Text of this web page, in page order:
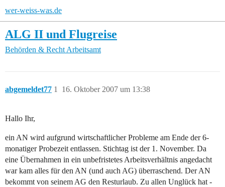
wer-weiss-was.de
ALG II und Flugreise
Behörden & Recht Arbeitsamt
abgemeldet77 16. Oktober 2007 um 13:38
1
Hallo Ihr,
ein AN wird aufgrund wirtschaftlicher Probleme am Ende der 6-
monatiger Probezeit entlassen. Stichtag ist der 1. November. Da
eine Übernahmen in ein unbefristetes Arbeitsverhältnis angedacht
war kam alles für den AN (und auch AG) überraschend. Der AN
bekommt von seinem AG den Resturlaub. Zu allen Unglück hat -